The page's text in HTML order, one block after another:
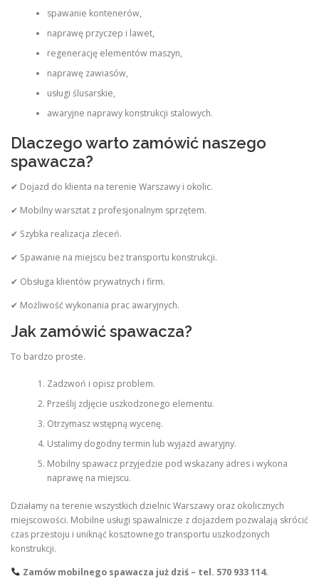
spawanie kontenerów,
naprawę przyczep i lawet,
regenerację elementów maszyn,
naprawę zawiasów,
usługi ślusarskie,
awaryjne naprawy konstrukcji stalowych.
Dlaczego warto zamówić naszego
spawacza?
✔ Dojazd do klienta na terenie Warszawy i okolic.
✔ Mobilny warsztat z profesjonalnym sprzętem.
✔ Szybka realizacja zleceń.
✔ Spawanie na miejscu bez transportu konstrukcji.
✔ Obsługa klientów prywatnych i firm.
✔ Możliwość wykonania prac awaryjnych.
Jak zamówić spawacza?
To bardzo proste.
Zadzwoń i opisz problem.
Prześlij zdjęcie uszkodzonego elementu.
Otrzymasz wstępną wycenę.
Ustalimy dogodny termin lub wyjazd awaryjny.
Mobilny spawacz przyjedzie pod wskazany adres i wykona
naprawę na miejscu.
Działamy na terenie wszystkich dzielnic Warszawy oraz okolicznych
miejscowości. Mobilne usługi spawalnicze z dojazdem pozwalają skrócić
czas przestoju i uniknąć kosztownego transportu uszkodzonych
konstrukcji.
Zamów mobilnego spawacza już dziś – tel. 570 933 114.